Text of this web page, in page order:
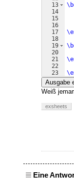
13
14
15
16
17
18
19
20
21
22
23
Ausgabe
Weiß
exsheets
Eine